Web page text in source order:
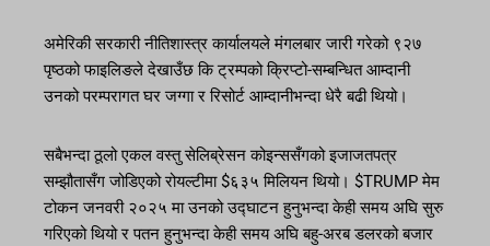
अमेरिकी सरकारी नीतिशास्त्र कार्यालयले मंगलबार जारी गरेको ९२७
पृष्ठको फाइलिङले देखाउँछ कि ट्रम्पको क्रिप्टो-सम्बन्धित आम्दानी
उनको परम्परागत घर जग्गा र रिसोर्ट आम्दानीभन्दा धेरै बढी थियो।
सबैभन्दा ठूलो एकल वस्तु सेलिब्रेसन कोइन्ससँगको इजाजतपत्र
सम्झौतासँग जोडिएको रोयल्टीमा $६३५ मिलियन थियो। $TRUMP मेम
टोकन जनवरी २०२५ मा उनको उद्घाटन हुनुभन्दा केही समय अघि सुरु
गरिएको थियो र पतन हुनुभन्दा केही समय अघि बहु-अरब डलरको बजार